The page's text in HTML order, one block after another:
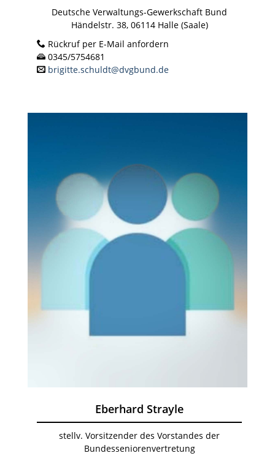
Deutsche Verwaltungs-Gewerkschaft Bund
Händelstr. 38, 06114 Halle (Saale)
Rückruf per E-Mail anfordern
0345/5754681
brigitte.schuldt@dvgbund.de
Eberhard Strayle
stellv. Vorsitzender des Vorstandes der
Bundesseniorenvertretung